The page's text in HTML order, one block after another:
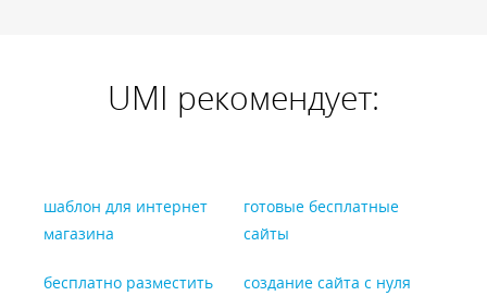
UMI рекомендует:
шаблон для интернет
магазина
готовые бесплатные
сайты
бесплатно разместить
создание сайта с нуля